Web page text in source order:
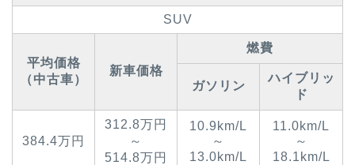
SUV
平均価格
（中古車）
新車価格
燃費
ガソリン
ハイブリッ
ド
384.4万円
312.8万円
～
514.8万円
10.9km/L
～
13.0km/L
11.0km/L
～
18.1km/L